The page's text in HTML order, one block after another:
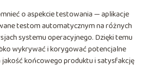
o aspekcie testowania — aplikacje
testom automatycznym na różnych
systemu operacyjnego. Dzięki temu
wykrywać i korygować potencjalne
jakość końcowego produktu i satysfakcję